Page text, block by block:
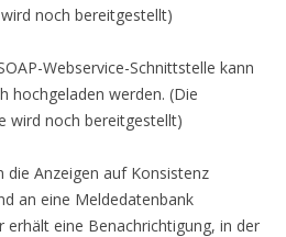
noch bereitgestellt)
Webservice-Schnittstelle kann
hochgeladen werden. (Die
wird noch bereitgestellt)
die Anzeigen auf Konsistenz
an eine Meldedatenbank
eine Benachrichtigung, in der